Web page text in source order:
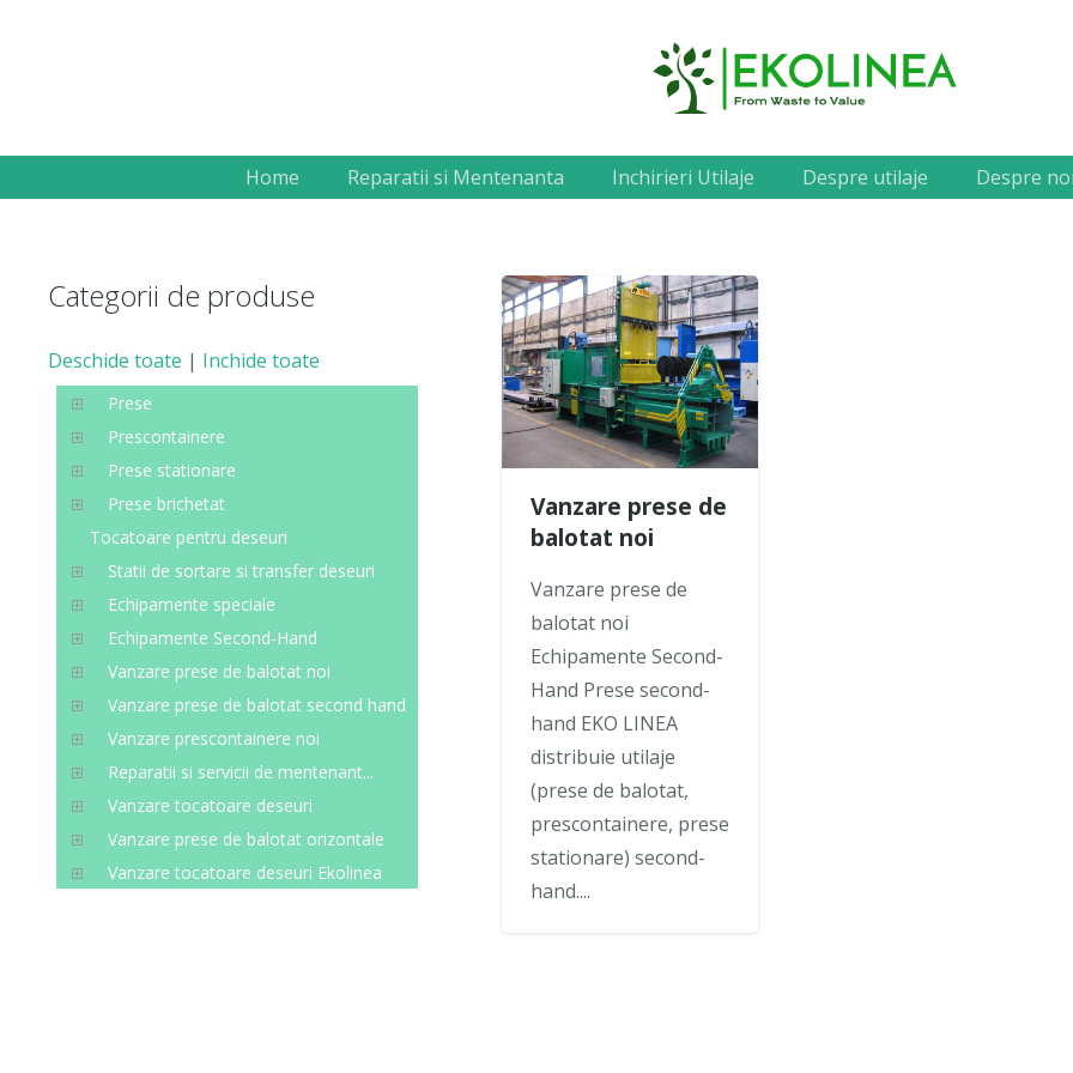
Home Reparatii si Mentenanta Inchirieri Utilaje Despre utilaje Despre noi
Vanzare prese de
balotat noi
Vanzare prese de
balotat noi
Echipamente Second-
Hand Prese second-
hand EKO LINEA
distribuie utilaje
(prese de balotat,
prescontainere, prese
stationare) second-
hand....
Categorii de produse
Deschide toate | Inchide toate
Prese
Prescontainere
Prese stationare
Prese brichetat
Tocatoare pentru deseuri
Statii de sortare si transfer deseuri
Echipamente speciale
Echipamente Second-Hand
Vanzare prese de balotat noi
Vanzare prese de balotat second hand
Vanzare prescontainere noi
Reparatii si servicii de mentenant...
Vanzare tocatoare deseuri
Vanzare prese de balotat orizontale
Vanzare tocatoare deseuri Ekolinea